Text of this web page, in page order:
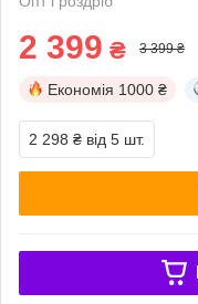
2 399 ₴ 3 399 ₴
Економія 1000 ₴
2 298 ₴ від 5 шт.